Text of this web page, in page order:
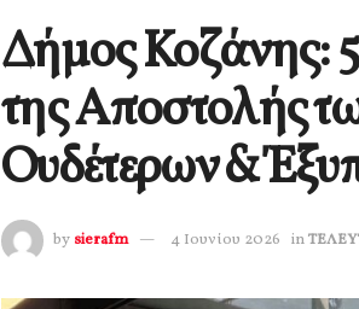
Δήμος Κοζάνης:
της Αποστολής
Ουδέτερων &
by sierafm 4 Ιουνίου 2026 in